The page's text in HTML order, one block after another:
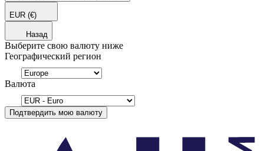
EUR (€)
Назад
Выберите свою валюту ниже
Географический регион
Валюта
Подтвердить мою валюту